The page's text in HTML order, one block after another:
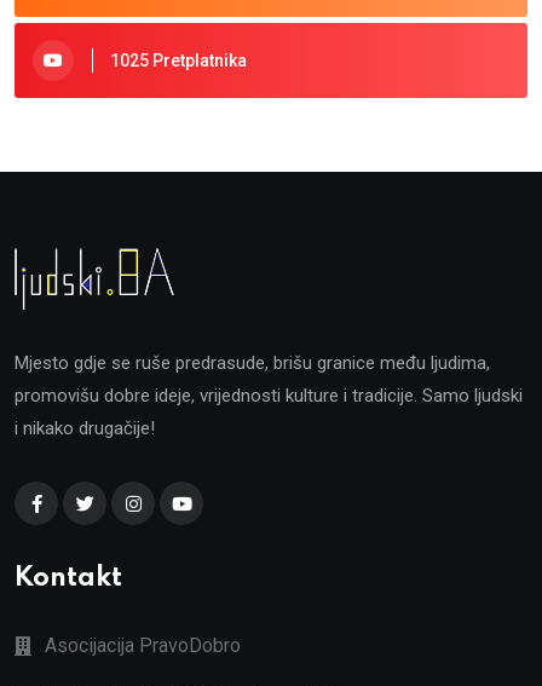
1025 Pretplatnika
Mjesto gdje se ruše predrasude, brišu granice među ljudima,
promovišu dobre ideje, vrijednosti kulture i tradicije. Samo ljudski
i nikako drugačije!
Kontakt
Asocijacija PravoDobro